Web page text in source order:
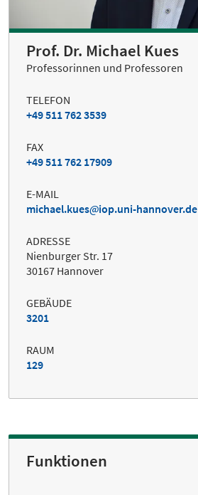
Prof. Dr. Michael Kues
Professorinnen und Professoren
TELEFON
+49 511 762 3539
FAX
+49 511 762 17909
E-MAIL
michael.kues
iop.uni-hannover.de
ADRESSE
Nienburger Str. 17
30167 Hannover
GEBÄUDE
3201
RAUM
129
Funktionen